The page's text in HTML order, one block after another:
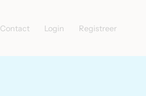
Contact Login Registreer